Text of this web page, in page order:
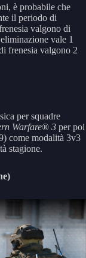
è probabile che
il periodo di
valgono di
vale 1
frenesia valgono 2
per squadre
Warfare® 3 per poi
come modalità 3v3
stagione.